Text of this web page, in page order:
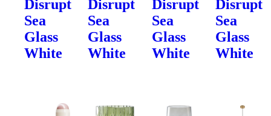
Disrupt
Sea
Glass
White
Disrupt
Sea
Glass
White
Disrupt
Sea
Glass
White
Disrupt
Sea
Glass
White